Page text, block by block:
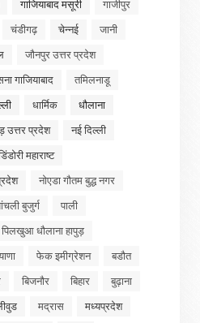
गाजियाबाद मसूरी
गाजीपुर
चंडीगढ़ चेन्नई
जानी
जौनपुर उत्तर प्रदेश
गाजियाबाद
तमिलनाडू
धार्मिक
धौलाना
उत्तर प्रदेश
नई दिल्ली
महाराष्ट
नोएडा गौतम बुद्ध नगर
बुजुर्ग
पाली
पिलखुआ धौलाना हापुड़
फेक इमीग्रेशन
बडौत
बिजनौर बिहार
बुढ़ाना
मद्रास
मध्यप्रदेश